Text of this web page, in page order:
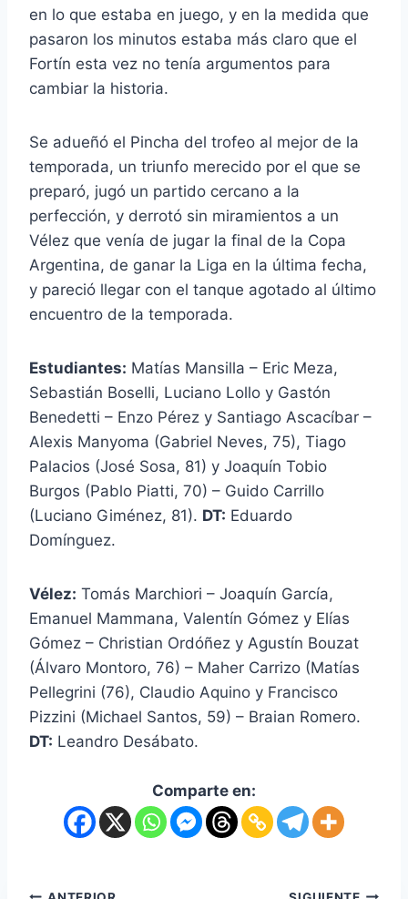
en lo que estaba en juego, y en la medida que
pasaron los minutos estaba más claro que el
Fortín esta vez no tenía argumentos para
cambiar la historia.
Se adueñó el Pincha del trofeo al mejor de la
temporada, un triunfo merecido por el que se
preparó, jugó un partido cercano a la
perfección, y derrotó sin miramientos a un
Vélez que venía de jugar la final de la Copa
Argentina, de ganar la Liga en la última fecha,
y pareció llegar con el tanque agotado al último
encuentro de la temporada.
Estudiantes: Matías Mansilla – Eric Meza,
Sebastián Boselli, Luciano Lollo y Gastón
Benedetti – Enzo Pérez y Santiago Ascacíbar –
Alexis Manyoma (Gabriel Neves, 75), Tiago
Palacios (José Sosa, 81) y Joaquín Tobio
Burgos (Pablo Piatti, 70) – Guido Carrillo
(Luciano Giménez, 81). DT: Eduardo
Domínguez.
Vélez: Tomás Marchiori – Joaquín García,
Emanuel Mammana, Valentín Gómez y Elías
Gómez – Christian Ordóñez y Agustín Bouzat
(Álvaro Montoro, 76) – Maher Carrizo (Matías
Pellegrini (76), Claudio Aquino y Francisco
Pizzini (Michael Santos, 59) – Braian Romero.
DT: Leandro Desábato.
Comparte en: